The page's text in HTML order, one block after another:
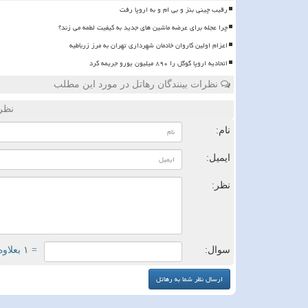
رقیب چینی بنز و بی ام و به اروپا رفت
چرا عجله برای عرضه ماشین های جدید به کیفیت لطمه می زند؟
اعزام اولین کاروان خادمان شهرداری تهران به مرز زرباطیه
اتحادیه اروپا گوگل را ۸۹۰ میلیون یورو جریمه کرد
نظرات بینندگان رهاتل در مورد این مطلب
نام:
ایمیل:
نظر:
سوال: = ۱ بعلاوه ۳